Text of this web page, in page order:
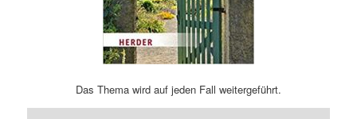
Das Thema wird auf jeden Fall weitergeführt.